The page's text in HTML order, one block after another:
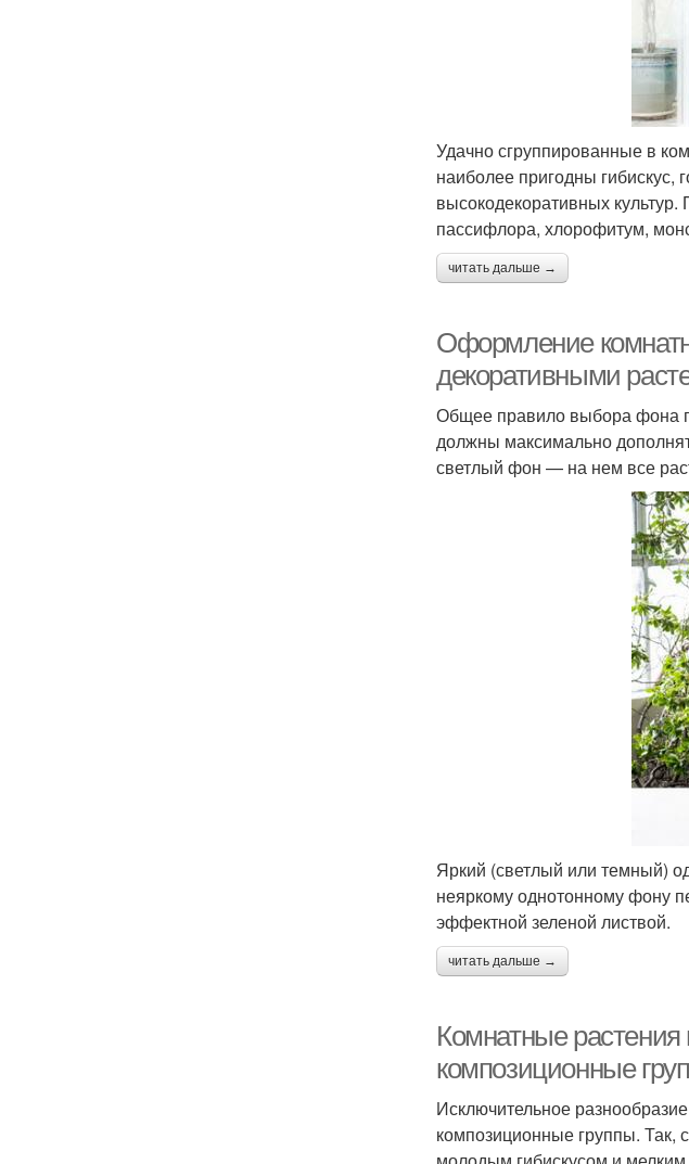
Удачно сгруппированные в
наиболее пригодны
высокодекоративных
пассифлора, хлорофитум,
читать дальше →
Оформление
декоративными
Общее правило выбора фона
должны максимально
светлый фон — на нем все
Яркий (светлый или темный)
неяркому однотонному фону
эффектной зеленой листвой.
читать дальше →
Комнатные
композиционные
Исключительное
композиционные группы. Так,